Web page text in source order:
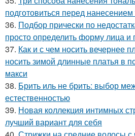
подготовиться перед
36. Подбор прически по
просто определить форму лица и
37. Как и с чем носить вечернее
носить зимой длинные платья в
макси
38. Брить иль не брить: выбор
естественностью
39. Новая коллекция интимных
лучший вариант для себя